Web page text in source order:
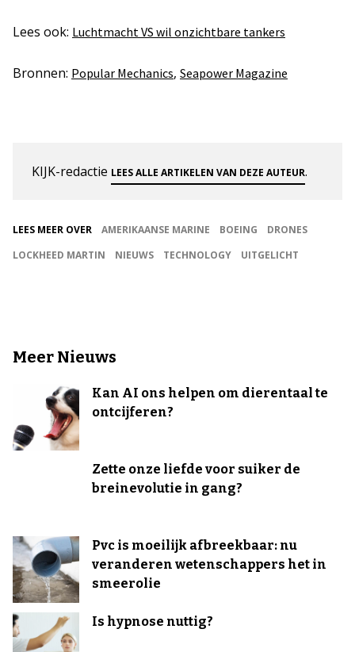
Lees ook: Luchtmacht VS wil onzichtbare tankers
Bronnen: Popular Mechanics, Seapower Magazine
KIJK-redactie LEES ALLE ARTIKELEN VAN DEZE AUTEUR.
LEES MEER OVER AMERIKAANSE MARINE BOEING
DRONES
LOCKHEED MARTIN
NIEUWS TECHNOLOGY UITGELICHT
Meer Nieuws
Kan AI ons helpen om dierentaal te
ontcijferen?
Zette onze liefde voor suiker de
breinevolutie in gang?
Pvc is moeilijk afbreekbaar: nu
veranderen wetenschappers het in
smeerolie
Is hypnose nuttig?